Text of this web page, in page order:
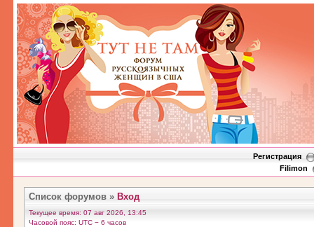
Регистрация
Filimon
Список форумов » Вход
Текущее время: 07 авг 2026, 13:45
Часовой пояс: UTC − 6 часов